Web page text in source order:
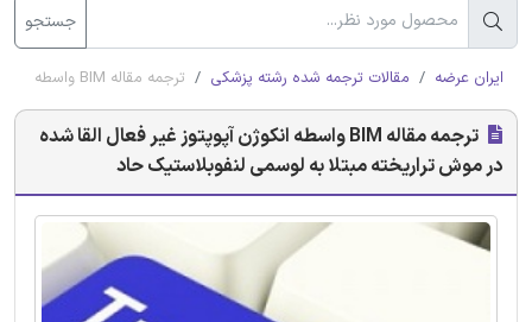
جستجو
ایران عرضه مقالات ترجمه شده رشته پزشکی ترجمه مقاله BIM واسطه انکوژن آپوپتوز غیر فعال القا شده در موش تراریخته مبتلا به لوسمی لنفوبلاستیک حاد
ترجمه مقاله BIM واسطه انکوژن آپوپتوز غیر فعال القا شده
در موش تراریخته مبتلا به لوسمی لنفوبلاستیک حاد